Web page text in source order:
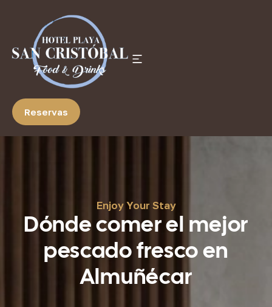
Reservas
Enjoy Your Stay
Dónde comer el mejor
pescado fresco en
Almuñécar